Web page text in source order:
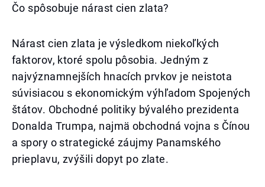
Čo spôsobuje nárast cien zlata?
Nárast cien zlata je výsledkom niekoľkých
faktorov, ktoré spolu pôsobia. Jedným z
najvýznamnejších hnacích prvkov je neistota
súvisiacou s ekonomickým výhľadom Spojených
štátov. Obchodné politiky bývalého prezidenta
Donalda Trumpa, najmä obchodná vojna s Čínou
a spory o strategické záujmy Panamského
prieplavu, zvýšili dopyt po zlate.